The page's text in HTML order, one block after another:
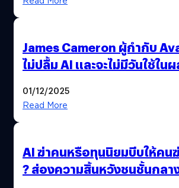
James Cameron ผู้กำกับ
ไม่ปลื้ม AI และจะไม่มีวันใช้ใน
01/12/2025
Read More
AI ฆ่าคนหรือทุนนิยมบีบให้คน
? ส่องความสิ้นหวังชนชั้นกลาง